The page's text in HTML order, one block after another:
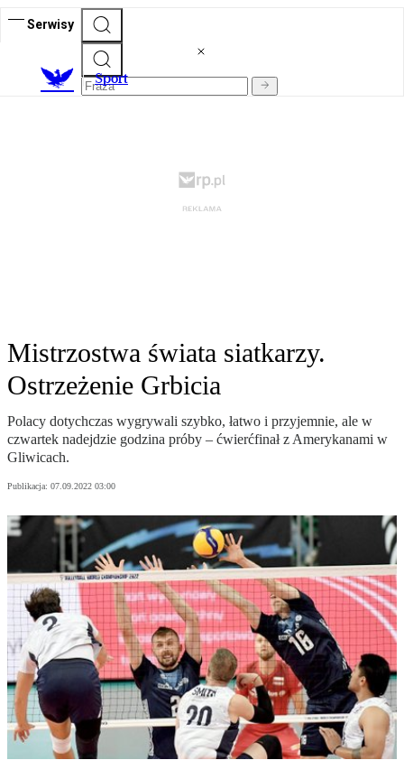
Serwisy
Sport
Mistrzostwa świata siatkarzy.
Ostrzeżenie Grbicia
Polacy dotychczas wygrywali szybko, łatwo i przyjemnie, ale w
czwartek nadejdzie godzina próby – ćwierćfinał z Amerykanami w
Gliwicach.
Publikacja: 07.09.2022 03:00